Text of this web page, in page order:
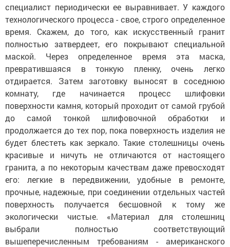
специалист периодически ее выравнивает. У каждого
технологического процесса - свое, строго определенное
время. Скажем, до того, как искусственный гранит
полностью затвердеет, его покрывают специальной
маской. Через определенное время эта маска,
превратившаяся в тонкую пленку, очень легко
отдирается. Затем заготовку выносят в соседнюю
комнату, где начинается процесс шлифовки
поверхности камня, который проходит от самой грубой
до самой тонкой шлифовочной обработки и
продолжается до тех пор, пока поверхность изделия не
будет блестеть как зеркало. Такие столешницы очень
красивые и ничуть не отличаются от настоящего
гранита, а по некоторым качествам даже превосходят
его: легкие в передвижении, удобные в ремонте,
прочные, надежные, при соединении отдельных частей
поверхность получается бесшовной к тому же
экологически чистые. «Материал для столешниц
выбрали полностью соответствующий
вышеперечисленным требованиям - американского